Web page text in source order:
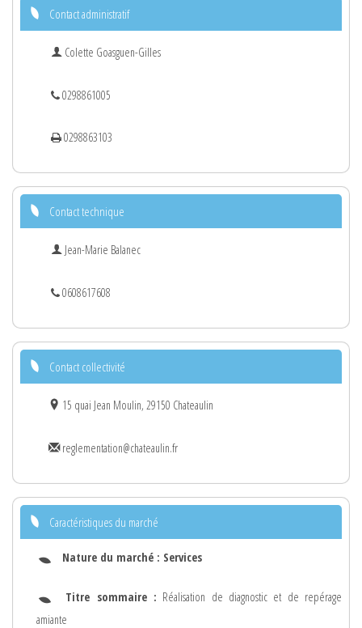
Contact administratif
Colette Goasguen-Gilles
0298861005
0298863103
Contact technique
Jean-Marie Balanec
0608617608
Contact collectivité
15 quai Jean Moulin, 29150 Chateaulin
reglementation@chateaulin.fr
Caractéristiques du marché
Nature du marché : Services
Titre sommaire : Réalisation de diagnostic et de repérage
amiante